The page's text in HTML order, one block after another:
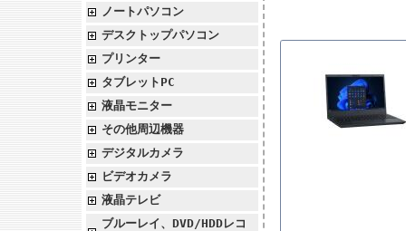
ノートパソコン
デスクトップパソコン
プリンター
タブレットPC
液晶モニター
その他周辺機器
デジタルカメラ
ビデオカメラ
液晶テレビ
ブルーレイ、DVD/HDDレコ